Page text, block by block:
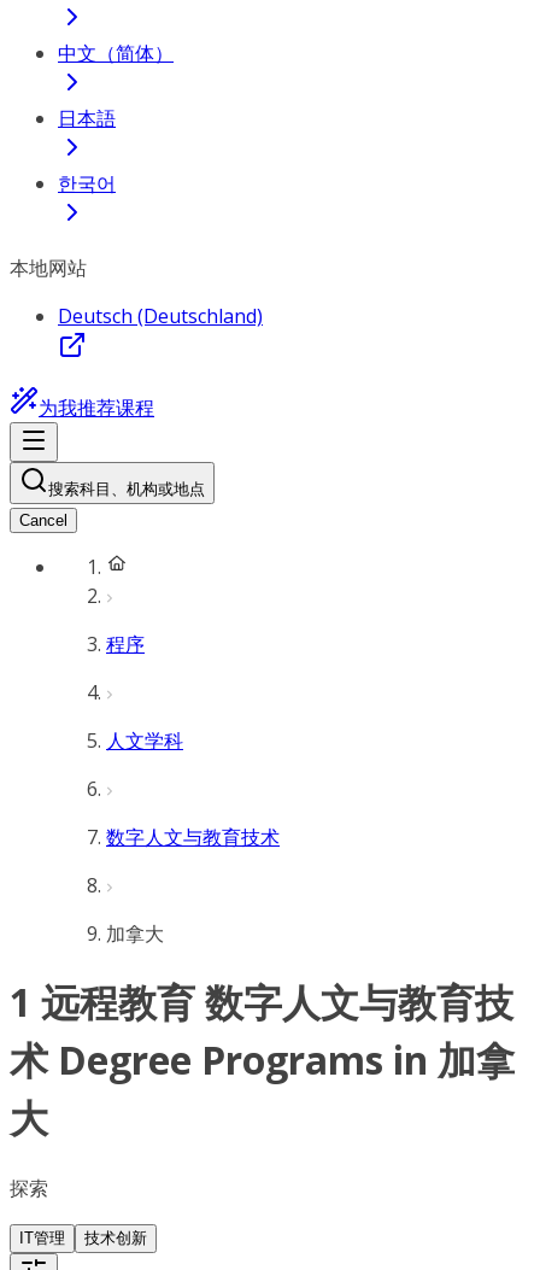
中文（简体）
日本語
한국어
本地网站
Deutsch (Deutschland)
为我推荐课程
搜索科目、机构或地点
Cancel
程序
人文学科
数字人文与教育技术
加拿大
1 远程教育 数字人文与教育技
术 Degree Programs in 加拿
大
探索
IT管理 技术创新